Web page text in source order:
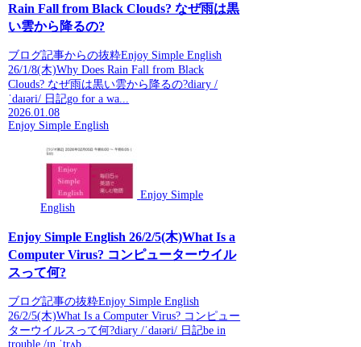
Rain Fall from Black Clouds? なぜ雨は黒
い雲から降るの?
ブログ記事からの抜粋Enjoy Simple English
26/1/8(木)Why Does Rain Fall from Black
Clouds? なぜ雨は黒い雲から降るの?diary /
ˈdaɪəri/ 日記go for a wa...
2026.01.08
Enjoy Simple English
Enjoy Simple
English
Enjoy Simple English 26/2/5(木)What Is a
Computer Virus? コンピューターウイル
スって何?
ブログ記事の抜粋Enjoy Simple English
26/2/5(木)What Is a Computer Virus? コンピュー
ターウイルスって何?diary /ˈdaɪəri/ 日記be in
trouble /ɪn ˈtrʌb...